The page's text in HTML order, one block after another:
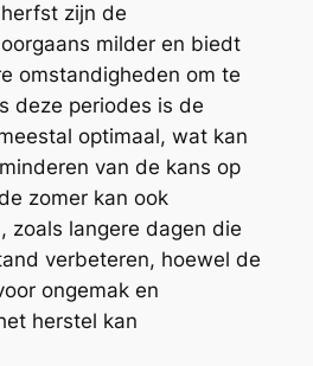
zijn de
milder en biedt
omstandigheden om te
deze periodes is de
optimaal, wat kan
van de kans op
zomer kan ook
zoals langere dagen die
verbeteren, hoewel de
ongemak en
herstel kan